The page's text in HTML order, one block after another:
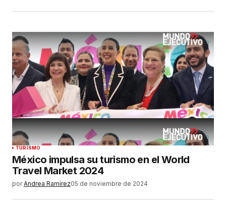
TURISMO
México impulsa su turismo en el World
Travel Market 2024
por Andrea Ramírez05 de noviembre de 2024